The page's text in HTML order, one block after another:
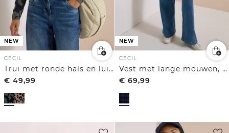
NEW
CECIL
Trui met ronde hals en luipaardprint
€ 49,99
NEW
CECIL
Vest met lange mouwen, ronde hals en ritssluiting
€ 69,99